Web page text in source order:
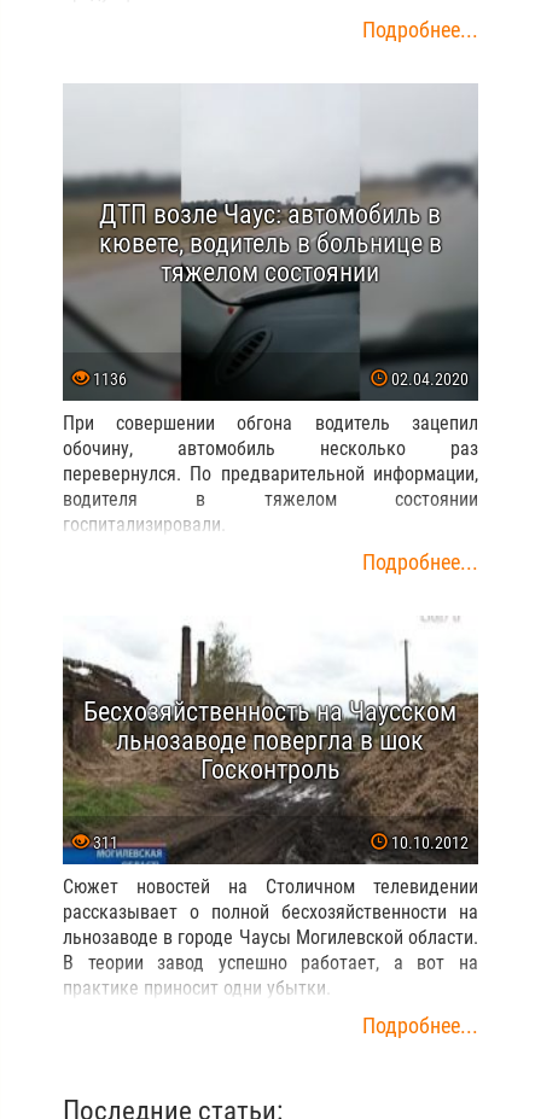
Подробнее...
ДТП возле Чаус: автомобиль в
кювете, водитель в больнице в
тяжелом состоянии
1136 02.04.2020
При совершении обгона водитель зацепил
обочину, автомобиль несколько раз
перевернулся. По предварительной информации,
водителя в тяжелом состоянии
госпитализировали.
Подробнее...
Бесхозяйственность на Чаусском
льнозаводе повергла в шок
Госконтроль
311 10.10.2012
Сюжет новостей на Столичном телевидении
рассказывает о полной бесхозяйственности на
льнозаводе в городе Чаусы Могилевской области.
В теории завод успешно работает, а вот на
практике приносит одни убытки.
Подробнее...
Последние статьи: